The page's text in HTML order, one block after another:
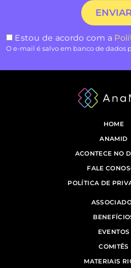
Estou de acordo com a
O e-mail é salvo em banco de dados
HOME
ANAMID
ACONTECE NO
FALE
POLÍTICA DE
EVENTOS
COMITÊS
MATERIAIS